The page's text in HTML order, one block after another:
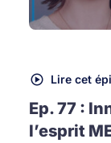
Lire cet
Ep. 77 :
l’esprit